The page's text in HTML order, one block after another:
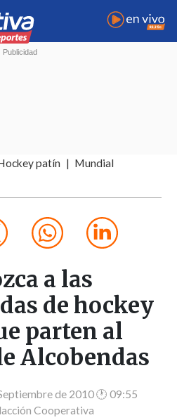
patín
Mundial
a las
de hockey
parten al
Alcobendas
de 2010 🕐 09:55
Cooperativa